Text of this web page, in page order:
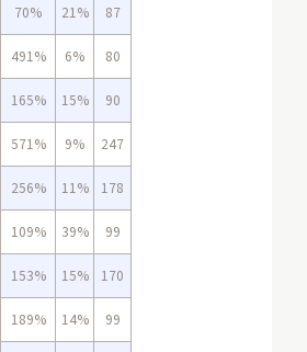
70% 21% 87
491% 6% 80
165% 15% 90
571% 9% 247
256% 11% 178
109% 39% 99
153% 15% 170
189% 14% 99